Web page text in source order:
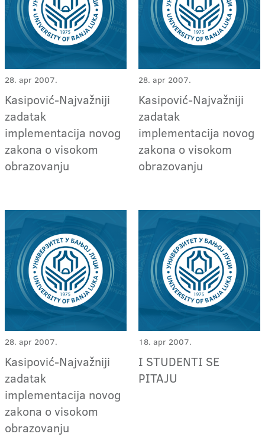
28. apr 2007.
Kasipović-Najvažniji
zadatak
implementacija novog
zakona o visokom
obrazovanju
28. apr 2007.
Kasipović-Najvažniji
zadatak
implementacija novog
zakona o visokom
obrazovanju
28. apr 2007.
Kasipović-Najvažniji
zadatak
implementacija novog
zakona o visokom
obrazovanju
18. apr 2007.
I STUDENTI SE
PITAJU